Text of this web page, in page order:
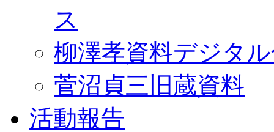
ス
柳澤孝資料デジタ
菅沼貞三旧蔵資料
活動報告